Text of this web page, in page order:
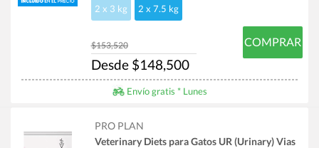
2 x 3 kg 2 x 7.5 kg
$153,520
Desde $148,500
COMPRAR
Envío gratis * Lunes
PRO PLAN
Veterinary Diets para Gatos UR (Urinary) Vias